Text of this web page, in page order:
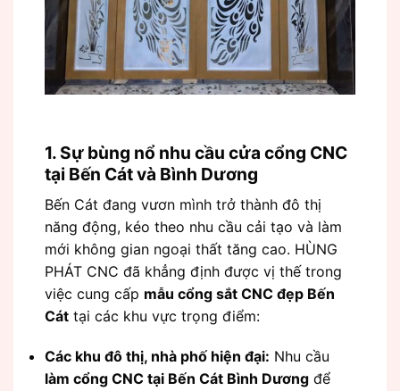
1. Sự bùng nổ nhu cầu cửa cổng CNC
tại Bến Cát và Bình Dương
Bến Cát đang vươn mình trở thành đô thị
năng động, kéo theo nhu cầu cải tạo và làm
mới không gian ngoại thất tăng cao. HÙNG
PHÁT CNC đã khẳng định được vị thế trong
việc cung cấp mẫu cổng sắt CNC đẹp Bến
Cát tại các khu vực trọng điểm:
Các khu đô thị, nhà phố hiện đại: Nhu cầu
làm cổng CNC tại Bến Cát Bình Dương để